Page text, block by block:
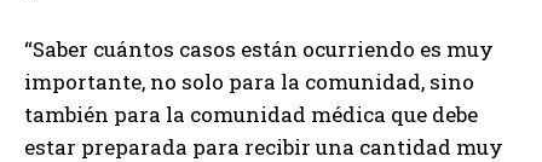
“Saber cuántos casos están ocurriendo es muy
importante, no solo para la comunidad, sino
también para la comunidad médica que debe
estar preparada para recibir una cantidad muy